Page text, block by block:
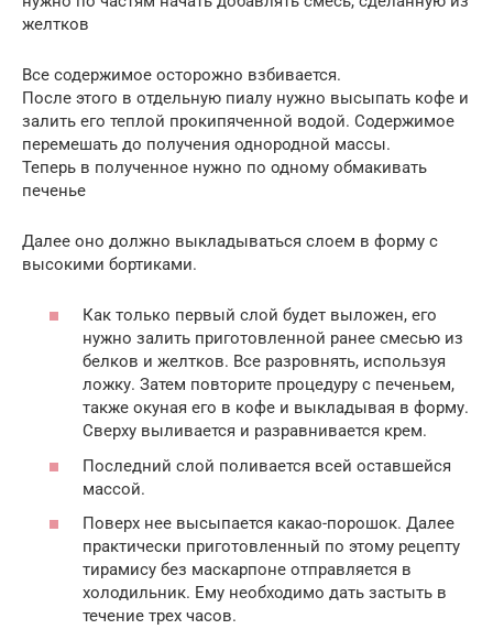
желтков
Все содержимое осторожно взбивается.
После этого в отдельную пиалу нужно высыпать кофе и
залить его теплой прокипяченной водой. Содержимое
перемешать до получения однородной массы.
Теперь в полученное нужно по одному обмакивать
печенье
Далее оно должно выкладываться слоем в форму с
высокими бортиками.
Как только первый слой будет выложен, его
нужно залить приготовленной ранее смесью из
белков и желтков. Все разровнять, используя
ложку. Затем повторите процедуру с печеньем,
также окуная его в кофе и выкладывая в форму.
Сверху выливается и разравнивается крем.
Последний слой поливается всей оставшейся
массой.
Поверх нее высыпается какао-порошок. Далее
практически приготовленный по этому рецепту
тирамису без маскарпоне отправляется в
холодильник. Ему необходимо дать застыть в
течение трех часов.